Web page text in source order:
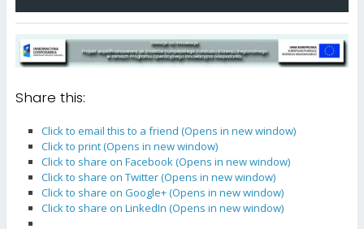
Share this:
Click to email this to a friend (Opens in new window)
Click to print (Opens in new window)
Click to share on Facebook (Opens in new window)
Click to share on Twitter (Opens in new window)
Click to share on Google+ (Opens in new window)
Click to share on LinkedIn (Opens in new window)